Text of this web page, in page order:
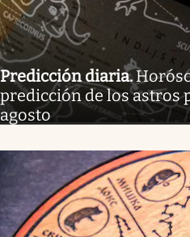
Predicción diaria.
predicción de los astros
agosto